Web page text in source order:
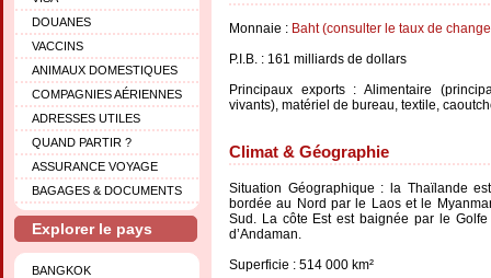
DOUANES
VACCINS
ANIMAUX DOMESTIQUES
COMPAGNIES AÉRIENNES
ADRESSES UTILES
QUAND PARTIR ?
ASSURANCE VOYAGE
BAGAGES & DOCUMENTS
Explorer le pays
BANGKOK
Monnaie : Baht (consulter le taux de
P.I.B. : 161 milliards de dollars
Principaux exports : Alimentaire
vivants), matériel de bureau, textile,
Climat & Géographie
Situation Géographique : la Thaïlande
bordée au Nord par le Laos et le
Sud. La côte Est est baignée par le
d’Andaman.
Superficie : 514 000 km²